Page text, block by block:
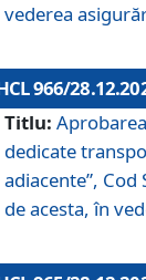
vederea
966/
Titlu:
dedicate
adiacente”,
de acesta, în